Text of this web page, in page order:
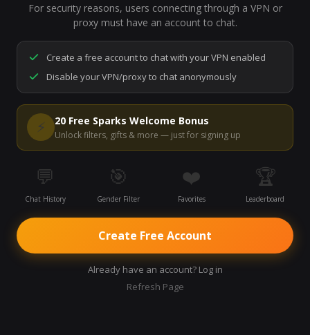
7,176people are live right now
Ready to go.
Start a chat to meet someone.
Start Video Chat
For security reasons, users connecting through a VPN or
proxy must have an account to chat.
Create a free account to chat with your VPN enabled
Disable your VPN/proxy to chat anonymously
⚡ 20 Free Sparks Welcome Bonus
Unlock filters, gifts & more — just for signing up
💬
Chat History
🎯
Gender Filter
❤️
Favorites
🏆
Leaderboard
Create Free Account
Already have an account? Log in
Refresh Page